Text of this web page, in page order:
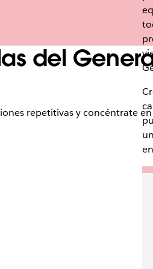
del
repetitivas y concéntrate